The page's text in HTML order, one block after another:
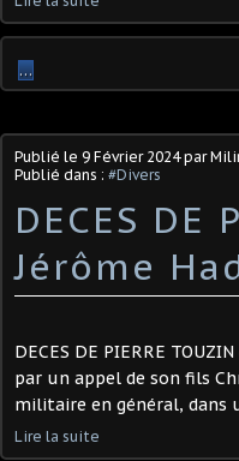
…
Publié le 9 Février 2024par
Publié dans : #Divers
DECES DE
Jérôme
DECES DE PIERRE
par un appel de son fils
militaire en général, dans
Lire la suite